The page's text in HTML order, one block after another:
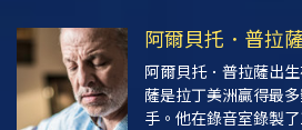
阿爾貝托．普拉薩
阿爾貝托．普拉薩出
薩是拉丁美洲贏得最
手。他在錄音室錄製